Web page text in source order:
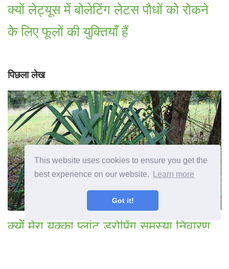
This website uses cookies to ensure you get the
best experience on our website.
Learn more
Got it!
क्यों लेट्यूस में बोलेटिंग लेटस पौधों को रोकने
के लिए फूलों की युक्तियाँ हैं
पिछला लेख
क्यों मेरा युक्का प्लांट ड्रोपिंग समस्या निवारण